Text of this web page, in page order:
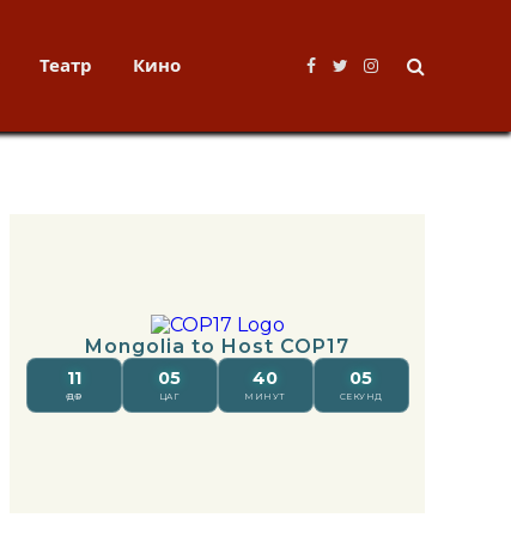
Театр Кино
Facebook
TwitterInstagram